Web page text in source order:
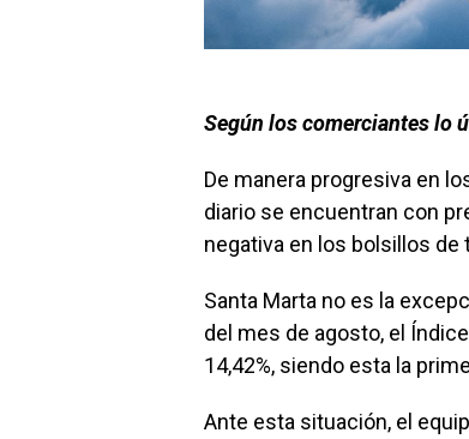
Según los comerciantes lo
De manera progresiva en
diario se encuentran con
negativa en los bolsillos
Santa Marta no es la
del mes de agosto, el
14,42%, siendo esta la
Ante esta situación, el